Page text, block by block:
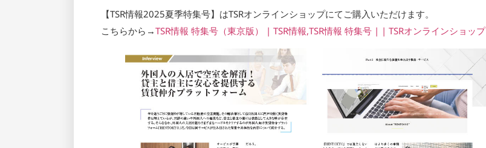
【TSR情報2025夏季特集号】はTSRオンラインショップにてご購入いただけます。
こちらから→TSR情報 特集号（東京版） | TSR情報,TSR情報 特集号 | | TSRオンラインショップ